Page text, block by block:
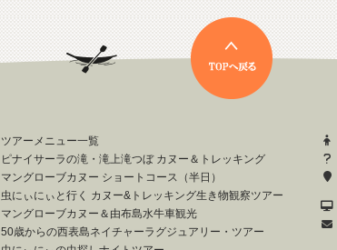
ツアーメニュー一覧
ピナイサーラの滝・滝上滝つぼ カヌー＆トレッキング
マングローブカヌー ショートコース（半日）
虫にぃにぃと行く カヌー&トレッキング生き物観察ツアー
マングローブカヌー＆由布島水牛車観光
50歳からの西表島ネイチャーラグジュアリー・ツアー